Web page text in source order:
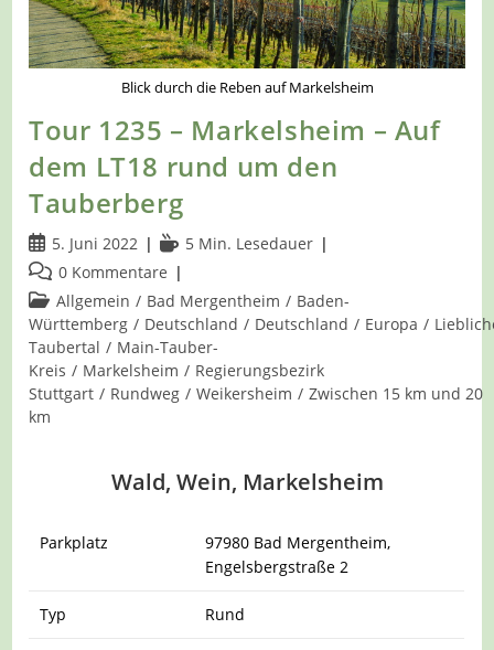
Blick durch die Reben auf Markelsheim
Tour 1235 – Markelsheim – Auf
dem LT18 rund um den
Tauberberg
Beitrag
veröffentlicht:
5. Juni 2022 Lesedauer:
5 Min. Lesedauer
Beitrags-
Kommentare:
0 Kommentare
Beitrags-
Kategorie:
Allgemein / Bad Mergentheim / Baden-
Württemberg / Deutschland / Deutschland / Europa /
Taubertal / Main-Tauber-
Kreis / Markelsheim / Regierungsbezirk
Stuttgart / Rundweg / Weikersheim / Zwischen 15 km und 20
km
Wald, Wein, Markelsheim
Parkplatz
97980 Bad Mergentheim,
Engelsbergstraße 2
Typ Rund